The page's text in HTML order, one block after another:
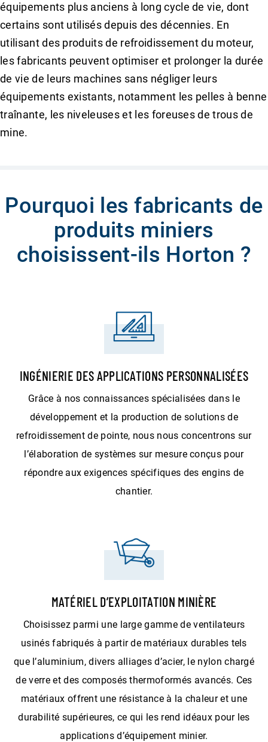
équipements plus anciens à long cycle de vie, dont
certains sont utilisés depuis des décennies. En
utilisant des produits de refroidissement du moteur,
les fabricants peuvent optimiser et prolonger la durée
de vie de leurs machines sans négliger leurs
équipements existants, notamment les pelles à benne
traînante, les niveleuses et les foreuses de trous de
mine.
Pourquoi les fabricants de
produits miniers
choisissent-ils Horton ?
INGÉNIERIE DES APPLICATIONS PERSONNALISÉES
Grâce à nos connaissances spécialisées dans le
développement et la production de solutions de
refroidissement de pointe, nous nous concentrons sur
l’élaboration de systèmes sur mesure conçus pour
répondre aux exigences spécifiques des engins de
chantier.
MATÉRIEL D’EXPLOITATION MINIÈRE
Choisissez parmi une large gamme de ventilateurs
usinés fabriqués à partir de matériaux durables tels
que l’aluminium, divers alliages d’acier, le nylon chargé
de verre et des composés thermoformés avancés. Ces
matériaux offrent une résistance à la chaleur et une
durabilité supérieures, ce qui les rend idéaux pour les
applications d’équipement minier.